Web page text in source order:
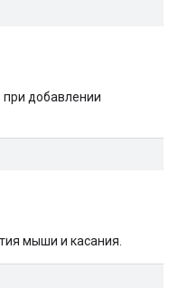
добавлении
мыши и касания.